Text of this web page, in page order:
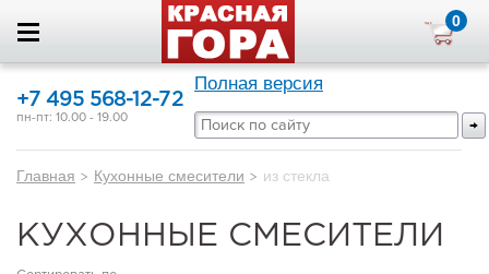
0
+7 495 568-12-72
пн-пт: 10.00 - 19.00
Полная версия
Главная > Кухонные смесители > из стекла
КУХОННЫЕ СМЕСИТЕЛИ